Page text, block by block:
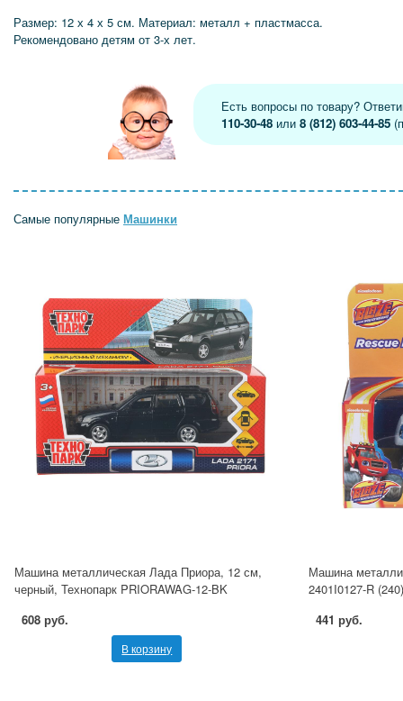
Размер: 12 х 4 х 5 см. Материал: металл + пластмасса.
Рекомендовано детям от 3-х лет.
Есть вопросы по товару?
110-30-48 или8 (812) 603-44-85
Самые популярные Машинки
Машина металлическая Лада Приора, 12 см,
черный, Технопарк PRIORAWAG-12-BK
608 руб.
В корзину
Машина
2401I0127-R (240)
441 руб.